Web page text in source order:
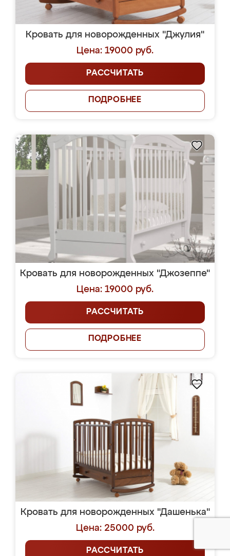
Кровать для новорожденных "Джулия"
Цена: 19000 руб.
РАССЧИТАТЬ
ПОДРОБНЕЕ
Кровать для новорожденных "Джозеппе"
Цена: 19000 руб.
РАССЧИТАТЬ
ПОДРОБНЕЕ
Кровать для новорожденных "Дашенька"
Цена: 25000 руб.
РАССЧИТАТЬ